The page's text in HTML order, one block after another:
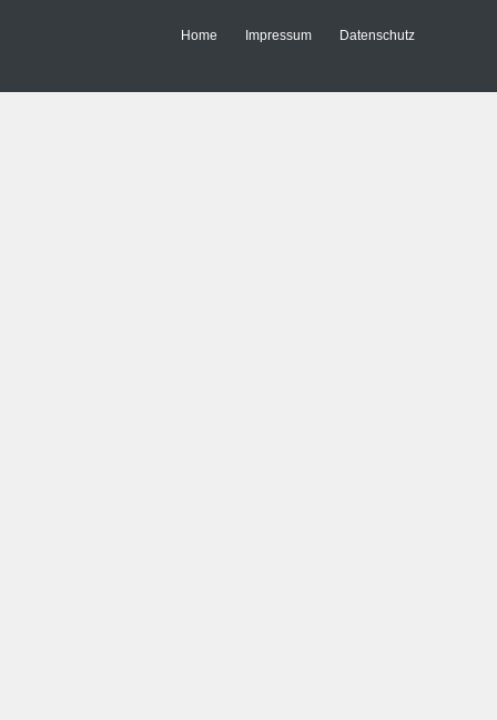
Home Impressum Datenschutz